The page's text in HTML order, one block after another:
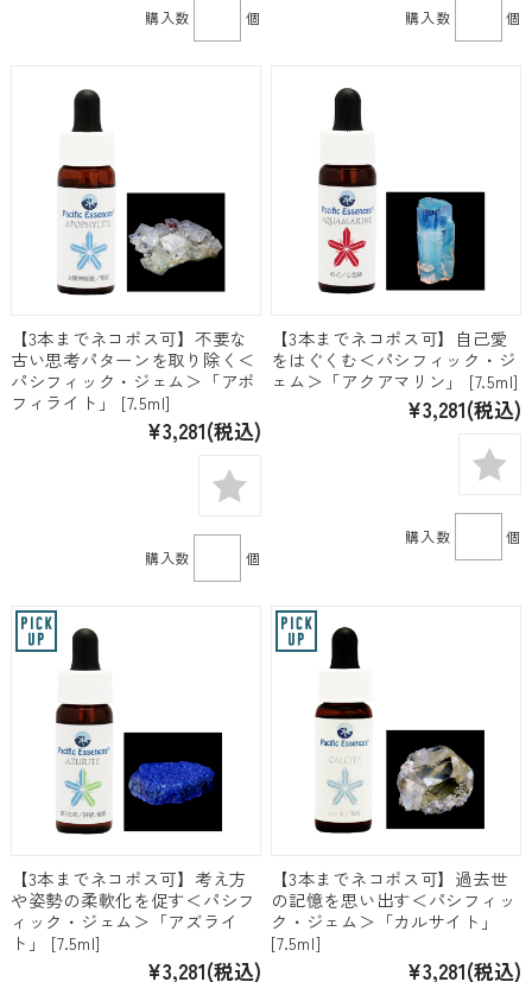
購入数 個 購入数 個
【3本までネコポス可】不要な
古い思考パターンを取り除く＜
パシフィック・ジェム＞「アポ
フィライト」 [7.5ml]
¥3,281(税込)
購入数 個
【3本までネコポス可】自己愛
をはぐくむ＜パシフィック・ジ
ェム＞「アクアマリン」 [7.5ml]
¥3,281(税込)
購入数 個
【3本までネコポス可】考え方
や姿勢の柔軟化を促す＜パシフ
ィック・ジェム＞「アズライ
ト」 [7.5ml]
¥3,281(税込)
【3本までネコポス可】過去世
の記憶を思い出す＜パシフィッ
ク・ジェム＞「カルサイト」
[7.5ml]
¥3,281(税込)